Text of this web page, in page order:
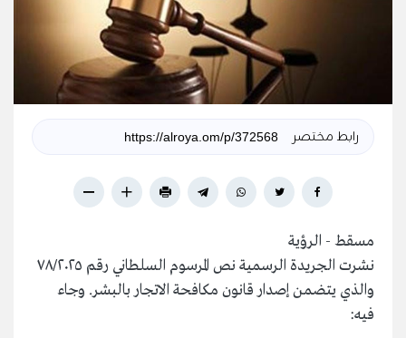
رابط مختصر
مسقط - الرؤية
نشرت الجريدة الرسمية نص المرسوم السلطاني رقم ٧٨/٢٠٢٥
والذي يتضمن إصدار قانون مكافحة الاتجار بالبشر. وجاء
فيه: